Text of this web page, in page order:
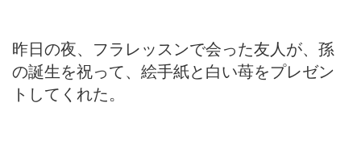
昨日の夜、フラレッスンで会った友人が、孫
の誕生を祝って、絵手紙と白い苺をプレゼン
トしてくれた。